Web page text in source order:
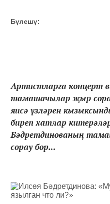
Бүлешү:
Артистларга концерт
тамашачылар җыр
яисә үзләрен
биреп хатлар
Бәдретдинованың
сорау бор...